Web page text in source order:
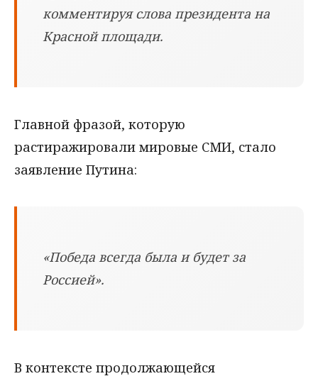
комментируя слова президента на
Красной площади.
Главной фразой, которую
растиражировали мировые СМИ, стало
заявление Путина:
«Победа всегда была и будет за
Россией».
В контексте продолжающейся